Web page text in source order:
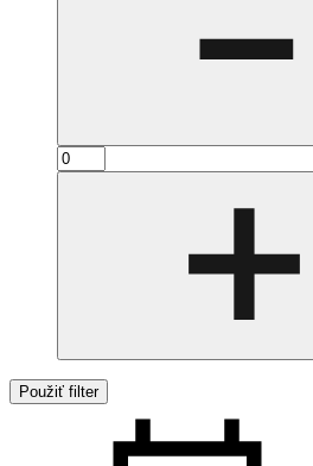
Použiť filter